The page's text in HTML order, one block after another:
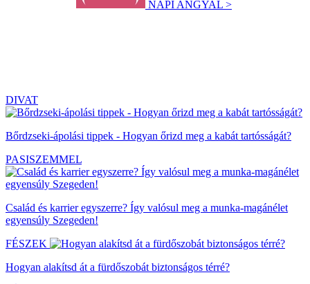
NAPI ANGYAL >
DIVAT
Bőrdzseki-ápolási tippek - Hogyan őrizd meg a kabát tartósságát?
PASISZEMMEL
Család és karrier egyszerre? Így valósul meg a munka-magánélet
egyensúly Szegeden!
FÉSZEK
Hogyan alakítsd át a fürdőszobát biztonságos térré?